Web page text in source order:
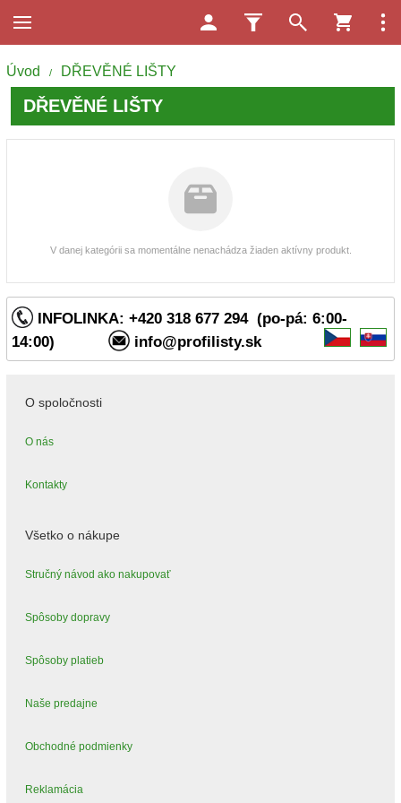
INFOLINKA: +420 318 677 294 (po-pá: 6:00-
14:00)
info@profilisty.sk
Úvod / DŘEVĚNÉ LIŠTY
DŘEVĚNÉ LIŠTY
V danej kategórii sa momentálne nenachádza žiaden aktívny produkt.
O spoločnosti
O nás
Kontakty
Všetko o nákupe
Stručný návod ako nakupovať
Spôsoby dopravy
Spôsoby platieb
Naše predajne
Obchodné podmienky
Reklamácia